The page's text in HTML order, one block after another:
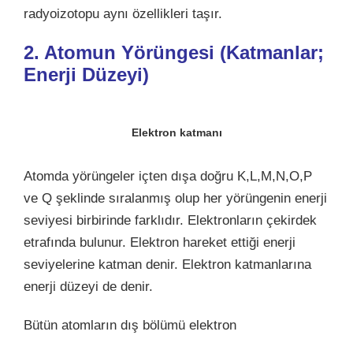
radyoizotopu aynı özellikleri taşır.
2. Atomun Yörüngesi (Katmanlar;
Enerji Düzeyi)
Elektron katmanı
Atomda yörüngeler içten dışa doğru K,L,M,N,O,P
ve Q şeklinde sıralanmış olup her yörüngenin enerji
seviyesi birbirinde farklıdır. Elektronların çekirdek
etrafında bulunur. Elektron hareket ettiği enerji
seviyelerine katman denir. Elektron katmanlarına
enerji düzeyi de denir.
Bütün atomların dış bölümü elektron